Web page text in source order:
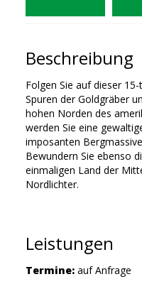
Beschreibung
Folgen Sie auf dieser
Spuren der Goldgräber
hohen Norden des
werden Sie eine
imposanten
Bewundern Sie ebenso
einmaligen Land der
Nordlichter.
Leistungen
Termine: auf Anfrage